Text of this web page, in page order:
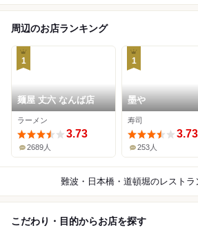
周辺のお店ランキング
1
麺屋 丈六 なんば店
ラーメン
3.73
2689人
1
墨や
寿司
3.73
253人
難波・日本橋・道頓堀のレストラ
こだわり・目的からお店を探す